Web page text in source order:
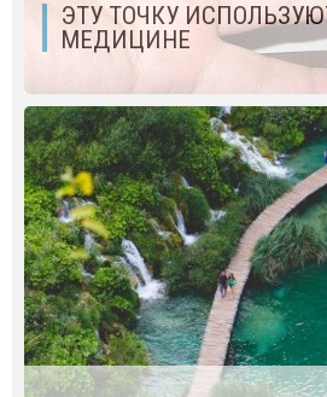
ЭТУ ТОЧКУ
МЕДИЦИНЕ